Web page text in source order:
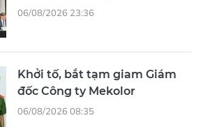
06/08/2026 23:36
Khởi tố, bắt tạm giam Giám
đốc Công ty Mekolor
06/08/2026 08:35